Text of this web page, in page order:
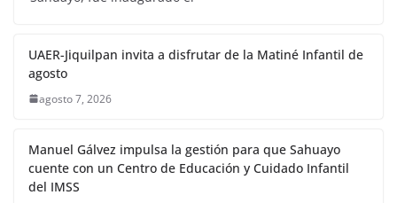
UAER-Jiquilpan invita a disfrutar de la Matiné Infantil de
agosto
agosto 7, 2026
Manuel Gálvez impulsa la gestión para que Sahuayo
cuente con un Centro de Educación y Cuidado Infantil
del IMSS